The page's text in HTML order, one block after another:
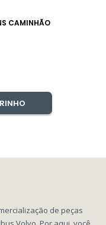
CAMINHÃO
de peças